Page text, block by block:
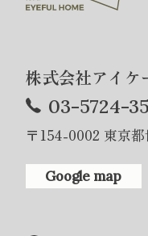
株式会社アイケ
03-5724-
〒154-0002 東京
Google map